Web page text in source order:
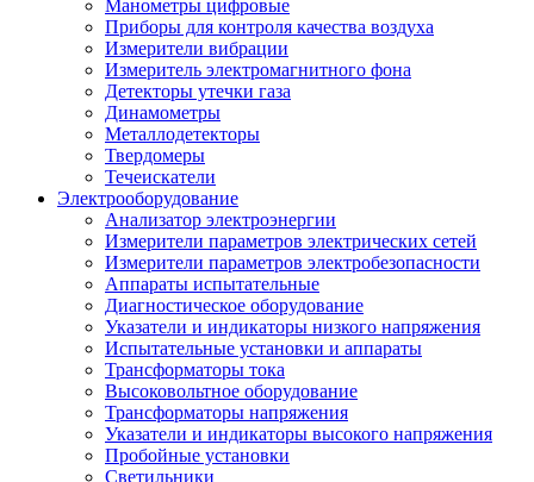
Манометры цифровые
Приборы для контроля качества воздуха
Измерители вибрации
Измеритель электромагнитного фона
Детекторы утечки газа
Динамометры
Металлодетекторы
Твердомеры
Течеискатели
Электрооборудование
Анализатор электроэнергии
Измерители параметров электрических сетей
Измерители параметров электробезопасности
Аппараты испытательные
Диагностическое оборудование
Указатели и индикаторы низкого напряжения
Испытательные установки и аппараты
Трансформаторы тока
Высоковольтное оборудование
Трансформаторы напряжения
Указатели и индикаторы высокого напряжения
Пробойные установки
Светильники